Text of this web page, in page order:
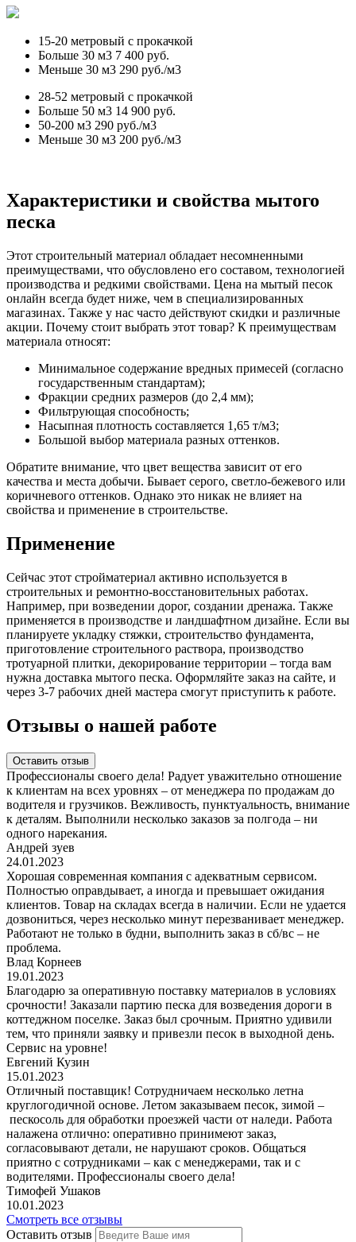
15-20 метровый с прокачкой
Больше 30 м3 7 400 руб.
Меньше 30 м3 290 руб./м3
28-52 метровый с прокачкой
Больше 50 м3 14 900 руб.
50-200 м3 290 руб./м3
Меньше 30 м3 200 руб./м3
Характеристики и свойства мытого
песка
Этот строительный материал обладает несомненными
преимуществами, что обусловлено его составом, технологией
производства и редкими свойствами. Цена на мытый песок
онлайн всегда будет ниже, чем в специализированных
магазинах. Также у нас часто действуют скидки и различные
акции. Почему стоит выбрать этот товар? К преимуществам
материала относят:
Минимальное содержание вредных примесей (согласно
государственным стандартам);
Фракции средних размеров (до 2,4 мм);
Фильтрующая способность;
Насыпная плотность составляется 1,65 т/м3;
Большой выбор материала разных оттенков.
Обратите внимание, что цвет вещества зависит от его
качества и места добычи. Бывает серого, светло-бежевого или
коричневого оттенков. Однако это никак не влияет на
свойства и применение в строительстве.
Применение
Сейчас этот стройматериал активно используется в
строительных и ремонтно-восстановительных работах.
Например, при возведении дорог, создании дренажа. Также
применяется в производстве и ландшафтном дизайне. Если вы
планируете укладку стяжки, строительство фундамента,
приготовление строительного раствора, производство
тротуарной плитки, декорирование территории – тогда вам
нужна доставка мытого песка. Оформляйте заказ на сайте, и
через 3-7 рабочих дней мастера смогут приступить к работе.
Отзывы о нашей работе
Оставить отзыв
Профессионалы своего дела! Радует уважительно отношение
к клиентам на всех уровнях – от менеджера по продажам до
водителя и грузчиков. Вежливость, пунктуальность, внимание
к деталям. Выполнили несколько заказов за полгода – ни
одного нарекания.
Андрей зуев
24.01.2023
Хорошая современная компания с адекватным сервисом.
Полностью оправдывает, а иногда и превышает ожидания
клиентов. Товар на складах всегда в наличии. Если не удается
дозвониться, через несколько минут перезванивает менеджер.
Работают не только в будни, выполнить заказ в сб/вс – не
проблема.
Влад Корнеев
19.01.2023
Благодарю за оперативную поставку материалов в условиях
срочности! Заказали партию песка для возведения дороги в
коттеджном поселке. Заказ был срочным. Приятно удивили
тем, что приняли заявку и привезли песок в выходной день.
Сервис на уровне!
Евгений Кузин
15.01.2023
Отличный поставщик! Сотрудничаем несколько летна
круглогодичной основе. Летом заказываем песок, зимой –
пескосоль для обработки проезжей части от наледи. Работа
налажена отлично: оперативно принимеют заказ,
согласовывают детали, не нарушают сроков. Общаться
приятно с сотрудниками – как с менеджерами, так и с
водителями. Профессионалы своего дела!
Тимофей Ушаков
10.01.2023
Смотреть все отзывы
Оставить отзыв